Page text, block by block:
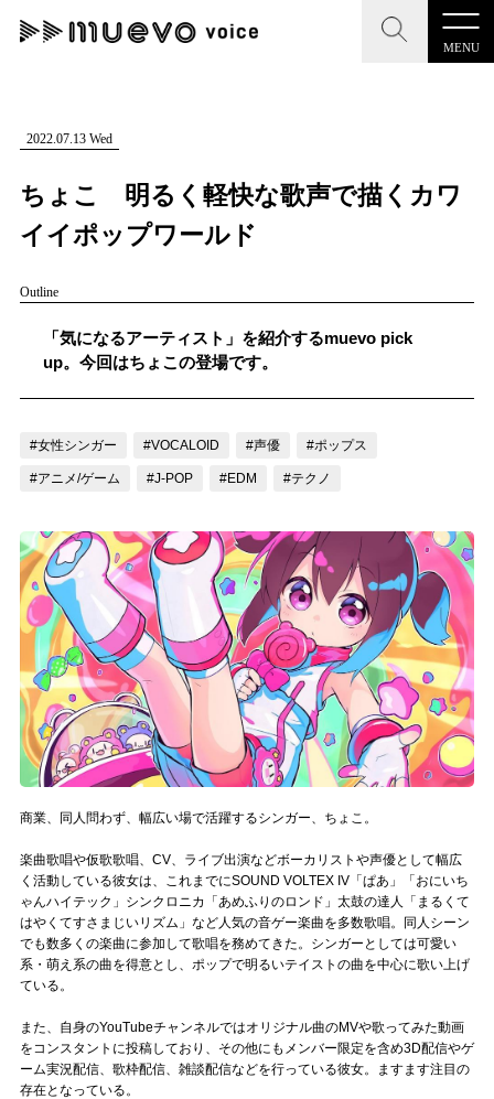
MENU
CLOSE
記事を検索する
人気ワード
#男性SSW #ポップス #女性SSW
CLOSE
"読者の声を形にする”音楽特化メディア
MENU
記事一覧
お問い合わせ
ログイン
LINK
muevoクラウドファンディング
muevoコミュニティ
ぶいクラ！by muevo
ぶいコミュ！by muevo
ぶいマガ！ by muevo
Follow us
Official SNS
2022.07.13 Wed
ちょこ 明るく軽快な歌声で描くカワ
イイポップワールド
Outline
「気になるアーティスト」を紹介するmuevo pick
up。今回はちょこの登場です。
#女性シンガー #VOCALOID #声優 #ポップス
#アニメ/ゲーム #J-POP #EDM #テクノ
商業、同人問わず、幅広い場で活躍するシンガー、ちょこ。
楽曲歌唱や仮歌歌唱、CV、ライブ出演などボーカリストや声優として幅広
く活動している彼女は、これまでにSOUND VOLTEX IV「ぱあ」「おにいち
ゃんハイテック」シンクロニカ「あめふりのロンド」太鼓の達人「まるくて
はやくてすさまじいリズム」など人気の音ゲー楽曲を多数歌唱。同人シーン
でも数多くの楽曲に参加して歌唱を務めてきた。シンガーとしては可愛い
系・萌え系の曲を得意とし、ポップで明るいテイストの曲を中心に歌い上げ
ている。
また、自身のYouTubeチャンネルではオリジナル曲のMVや歌ってみた動画
をコンスタントに投稿しており、その他にもメンバー限定を含め3D配信やゲ
ーム実況配信、歌枠配信、雑談配信などを行っている彼女。ますます注目の
存在となっている。